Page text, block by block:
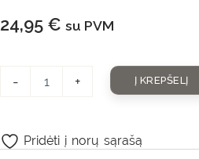
24,95 € su PVM
- + Į KREPŠELĮ
Pridėti į norų sąrašą